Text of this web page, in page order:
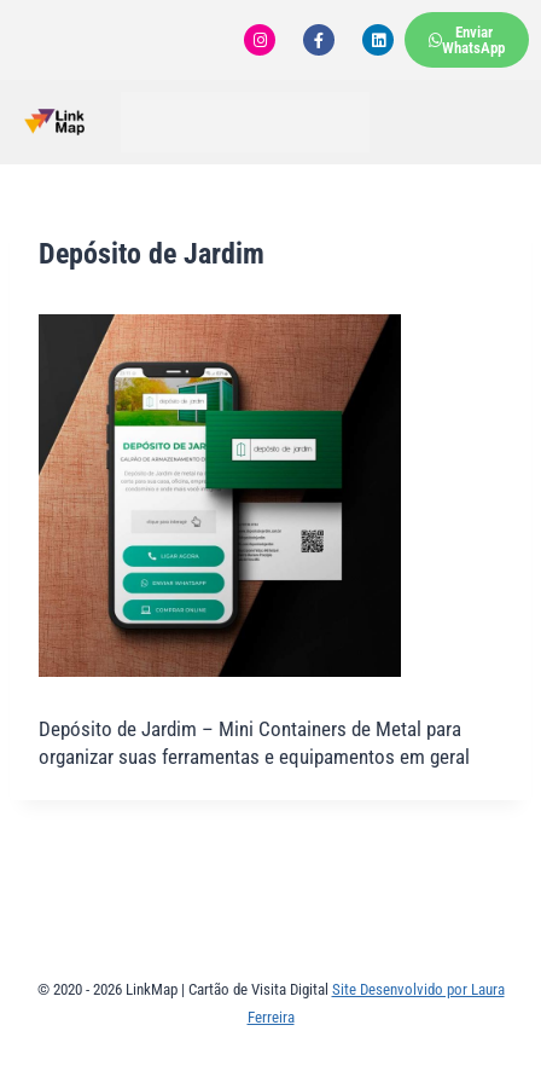
Enviar
WhatsApp
Depósito de Jardim
Depósito de Jardim – Mini Containers de Metal para
organizar suas ferramentas e equipamentos em geral
© 2020 - 2026 LinkMap | Cartão de Visita Digital Site Desenvolvido por Laura
Ferreira